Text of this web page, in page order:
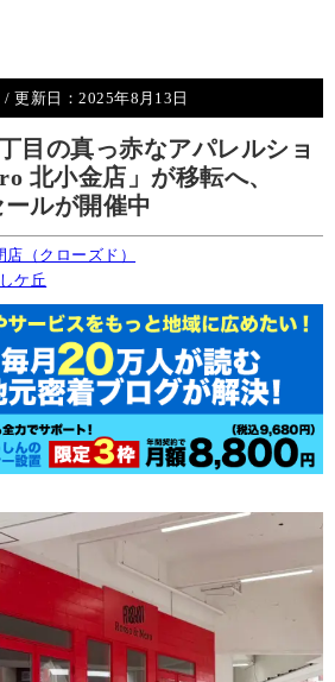
/ 更新日：2025年8月13日
目の真っ赤なアパレルショ
北小金店」が移転へ、
ルが開催中
店（クローズド）
ケ丘